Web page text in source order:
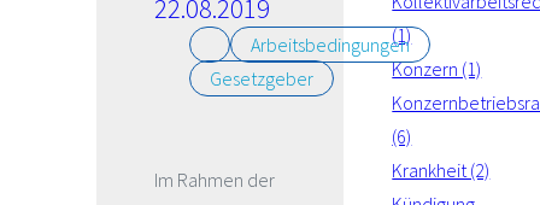
22.08.2019
Arbeitsbedingungen
Gesetzgeber
Im Rahmen der
(1)
Konzern (1)
(6)
Krankheit (2)